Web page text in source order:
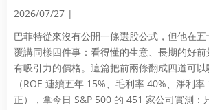
2026/07/27 |
巴菲特從來沒有公開一條選股公式，但他在
覆講同樣四件事：看得懂的生意、長期的好前
有吸引力的價格。這篇把前兩條翻成四道可
（ROE 連續五年 15%、毛利率 40%、淨利
正），拿今日 S&P 500 的 451 家公司實測：